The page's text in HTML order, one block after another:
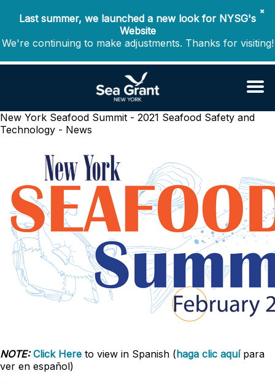
✖
Last summer, we launched a new look for NYSG's
Website
We're continuing to make adjustments. Thanks for visiting!
New York Seafood Summit - 2021 Seafood Safety and
Technology - News
NOTE: Click Here to view in Spanish (haga clic aquípara
ver en español)